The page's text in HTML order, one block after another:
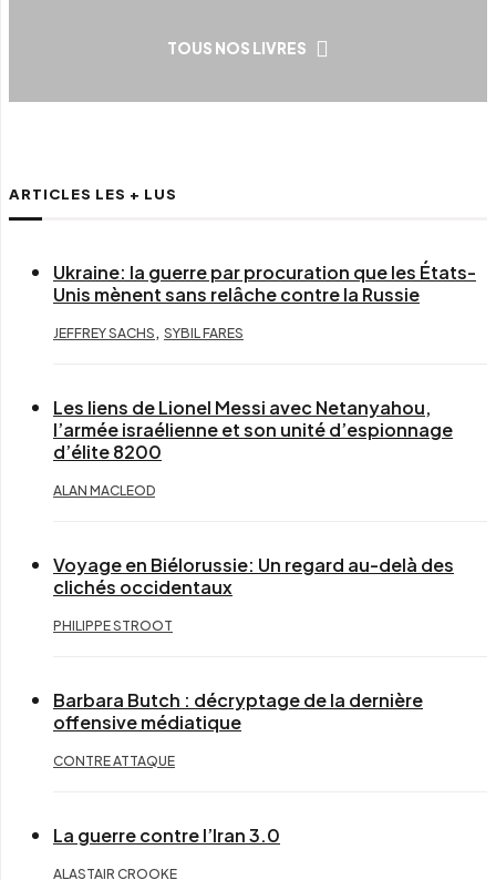
TOUS NOS LIVRES
ARTICLES LES + LUS
Ukraine: la guerre par procuration que les États-
Unis mènent sans relâche contre la Russie
JEFFREY SACHS , SYBIL FARES
Les liens de Lionel Messi avec Netanyahou,
l’armée israélienne et son unité d’espionnage
d’élite 8200
ALAN MACLEOD
Voyage en Biélorussie: Un regard au-delà des
clichés occidentaux
PHILIPPE STROOT
Barbara Butch : décryptage de la dernière
offensive médiatique
CONTRE ATTAQUE
La guerre contre l’Iran 3.0
ALASTAIR CROOKE